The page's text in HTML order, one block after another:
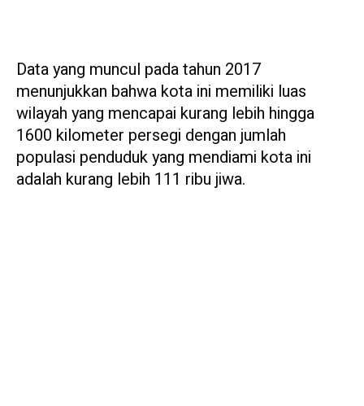
Data yang muncul pada tahun 2017
menunjukkan bahwa kota ini memiliki luas
wilayah yang mencapai kurang lebih hingga
1600 kilometer persegi dengan jumlah
populasi penduduk yang mendiami kota ini
adalah kurang lebih 111 ribu jiwa.